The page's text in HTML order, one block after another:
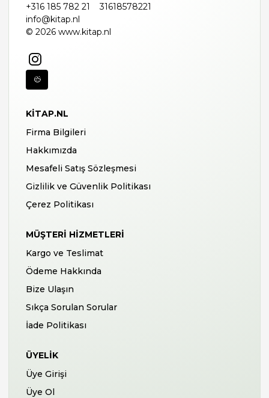
+316 185 782 21
31618578221
info@kitap.nl
© 2026 www.kitap.nl
KITAP.NL
Firma Bilgileri
Hakkımızda
Mesafeli Satış Sözleşmesi
Gizlilik ve Güvenlik Politikası
Çerez Politikası
MÜŞTERI HIZMETLERI
Kargo ve Teslimat
Ödeme Hakkında
Bize Ulaşın
Sıkça Sorulan Sorular
İade Politikası
ÜYELIK
Üye Girişi
Üye Ol